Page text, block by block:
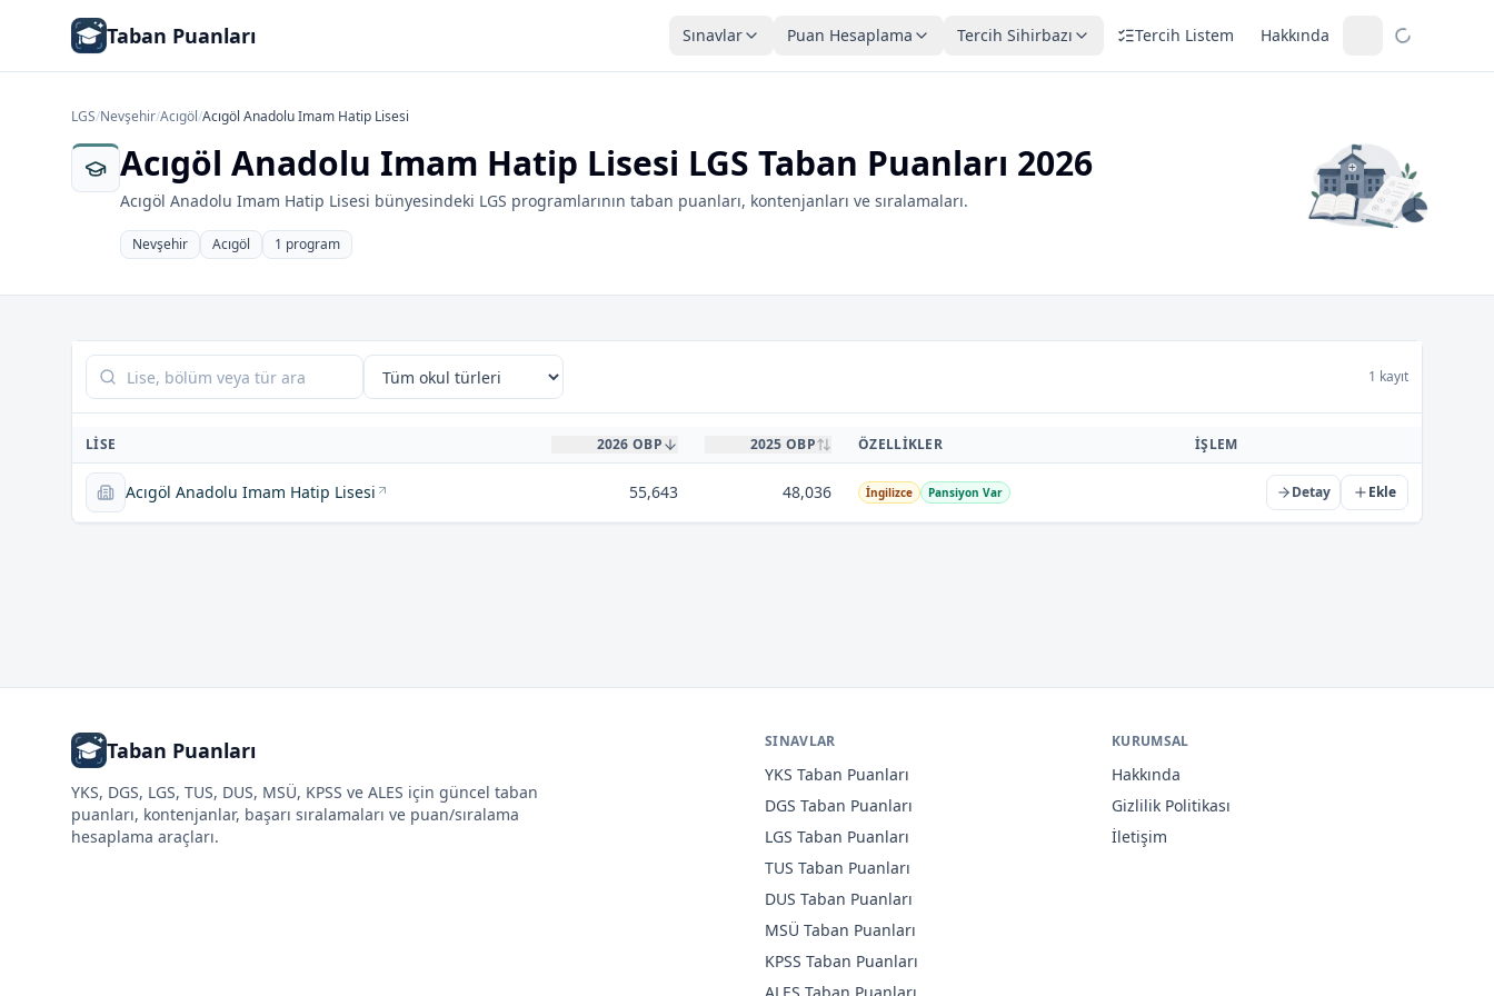
Taban Puanları Sınavlar Puan Hesaplama Tercih Sihirbazı Tercih Listem Hakkında
LGS/Nevşehir/Acıgöl/Acıgöl Anadolu Imam Hatip Lisesi
Acıgöl Anadolu Imam Hatip Lisesi LGS Taban Puanları 2026
Acıgöl Anadolu Imam Hatip Lisesi bünyesindeki LGS programlarının taban puanları, kontenjanları ve sıralamaları.
Nevşehir Acıgöl 1 program
Tabloda ara 1 kayıt
LISE 2026 OBP 2025 OBP ÖZELLIKLER İŞLEM
Acıgöl Anadolu Imam Hatip Lisesi 55,643 48,036 İngilizce Pansiyon Var Detay Ekle
Taban Puanları
YKS, DGS, LGS, TUS, DUS, MSÜ, KPSS ve ALES için güncel taban
puanları, kontenjanlar, başarı sıralamaları ve puan/sıralama
hesaplama araçları.
SINAVLAR
YKS Taban Puanları
DGS Taban Puanları
LGS Taban Puanları
TUS Taban Puanları
DUS Taban Puanları
MSÜ Taban Puanları
KPSS Taban Puanları
KURUMSAL
Hakkında
Gizlilik Politikası
İletişim